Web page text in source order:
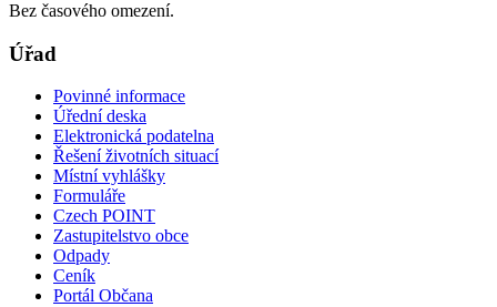
Bez časového omezení.
Úřad
Povinné informace
Úřední deska
Elektronická podatelna
Řešení životních situací
Místní vyhlášky
Formuláře
Czech POINT
Zastupitelstvo obce
Odpady
Ceník
Portál Občana